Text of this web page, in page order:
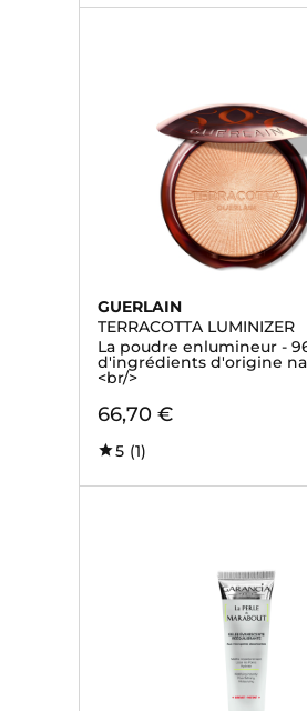
GUERLAIN
TERRACOTTA LUMINIZER
La poudre enlumineur -
d'ingrédients d'origine
<br/>
66,70 €
5 (1)